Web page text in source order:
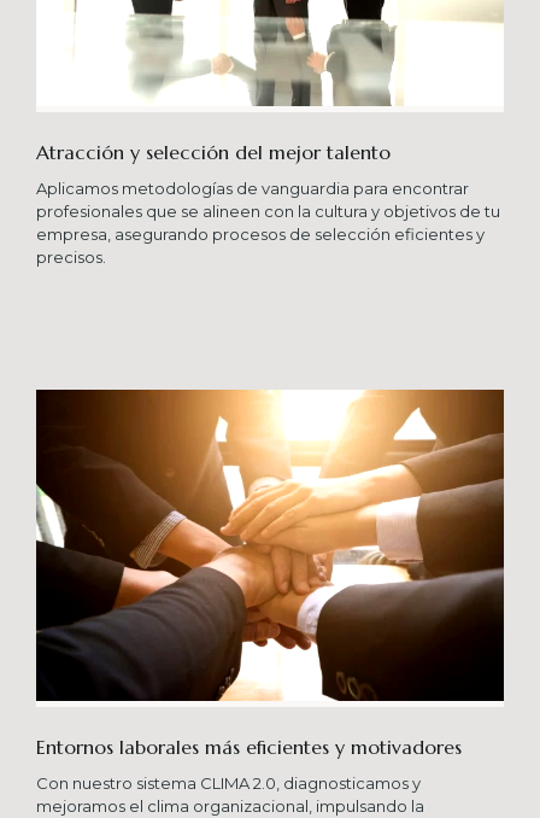
Atracción y selección del mejor talento
Aplicamos metodologías de vanguardia para encontrar
profesionales que se alineen con la cultura y objetivos de tu
empresa, asegurando procesos de selección eficientes y
precisos.
Entornos laborales más eficientes y motivadores
Con nuestro sistema CLIMA 2.0, diagnosticamos y
mejoramos el clima organizacional, impulsando la